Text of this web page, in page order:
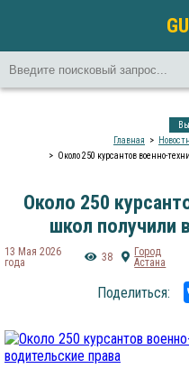
Главная
Около 250 курсантов военно-
Около 250
школ получили
13 Мая 2026
года
38
Город
Астана
Поделиться: